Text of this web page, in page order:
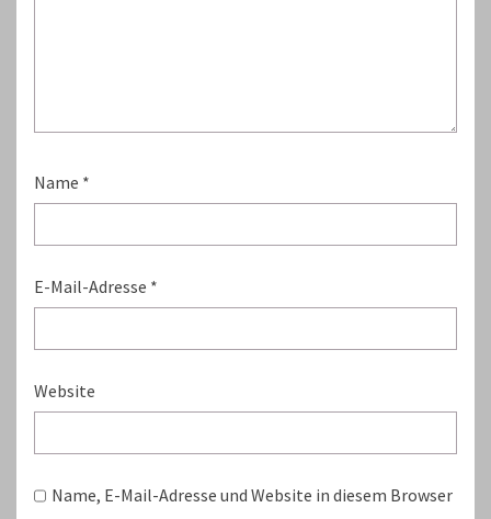
Name *
E-Mail-Adresse *
Website
Name, E-Mail-Adresse und Website in diesem Browser